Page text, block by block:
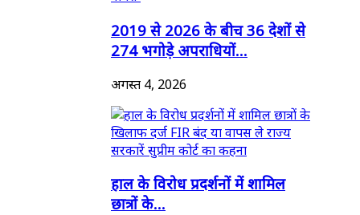
2019 से 2026 के बीच 36 देशों से
274 भगोड़े अपराधियों...
अगस्त 4, 2026
हाल के विरोध प्रदर्शनों में शामिल
छात्रों के...